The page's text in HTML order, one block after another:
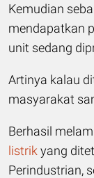
Kemudian
mendapatkan
unit sedang
Artinya kalau
masyarakat
Berhasil
listrik yang
Perindustrian,